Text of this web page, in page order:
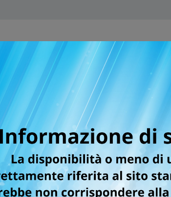
CATALOGO SFOGLIA ONLINE
le uscite Star
LOVE FLOWERS, RIPPER, il
02/04/2026